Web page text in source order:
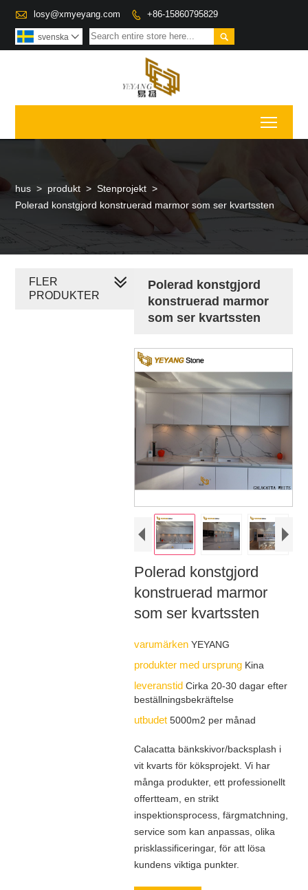
 losy@xmyeyang.com  +86-15860795829

svenska 
hus > produkt > Stenprojekt >
Polerad konstgjord konstruerad marmor som ser kvartssten
Polerad konstgjord
konstruerad marmor
som ser kvartssten
Polerad konstgjord
konstruerad marmor
som ser kvartssten
varumärken YEYANG
produkter med ursprung Kina
leveranstid Cirka 20-30 dagar efter
beställningsbekräftelse
utbudet 5000m2 per månad
Calacatta bänkskivor/backsplash i
vit kvarts för köksprojekt. Vi har
många produkter, ett professionellt
offertteam, en strikt
inspektionsprocess, färgmatchning,
service som kan anpassas, olika
prisklassificeringar, för att lösa
kundens viktiga punkter.
FLER
PRODUKTER